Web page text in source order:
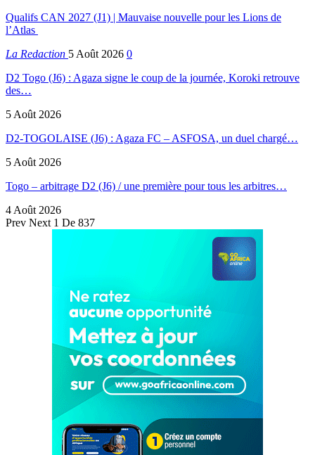
Qualifs CAN 2027 (J1) | Mauvaise nouvelle pour les Lions de
l’Atlas
La Redaction 5 Août 2026 0
D2 Togo (J6) : Agaza signe le coup de la journée, Koroki retrouve
des…
5 Août 2026
D2-TOGOLAISE (J6) : Agaza FC – ASFOSA, un duel chargé…
5 Août 2026
Togo – arbitrage D2 (J6) / une première pour tous les arbitres…
4 Août 2026
Prev Next 1 De 837